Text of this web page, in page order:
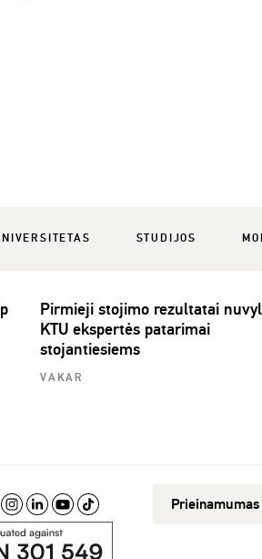
STUDIJOS
Pirmieji stojimo rezultatai
KTU ekspertės patarimai
stojantiesiems
VAKAR
Prieinamumas